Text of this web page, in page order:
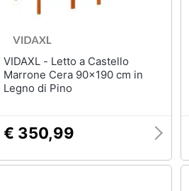
VIDAXL - Letto a Castello
Marrone Cera 90x190 cm in
Legno di Pino
€ 350,99